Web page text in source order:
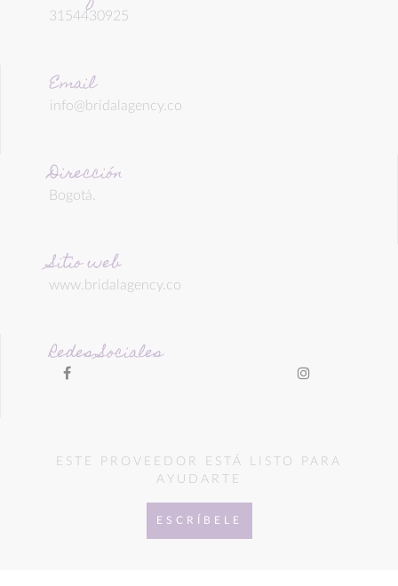
3154430925
Email
info@bridalagency.co
Dirección
Bogotá.
Sitio web
www.bridalagency.co
Redes Sociales
ESTE PROVEEDOR ESTÁ LISTO PARA
AYUDARTE
ESCRÍBELE